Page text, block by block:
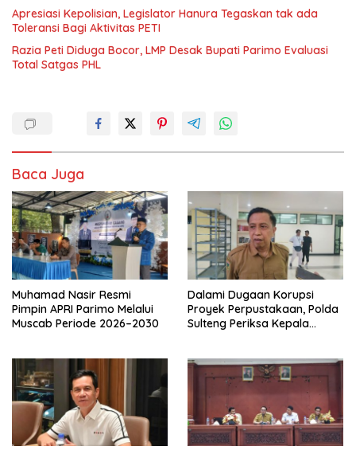
Apresiasi Kepolisian, Legislator Hanura Tegaskan tak ada
Toleransi Bagi Aktivitas PETI
Razia Peti Diduga Bocor, LMP Desak Bupati Parimo Evaluasi
Total Satgas PHL
Baca Juga
Muhamad Nasir Resmi
Pimpin APRI Parimo Melalui
Muscab Periode 2026–2030
Dalami Dugaan Korupsi
Proyek Perpustakaan, Polda
Sulteng Periksa Kepala